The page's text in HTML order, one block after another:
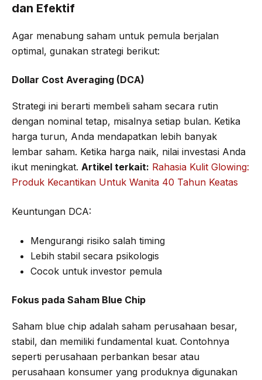
dan Efektif
Agar menabung saham untuk pemula berjalan
optimal, gunakan strategi berikut:
Dollar Cost Averaging (DCA)
Strategi ini berarti membeli saham secara rutin
dengan nominal tetap, misalnya setiap bulan. Ketika
harga turun, Anda mendapatkan lebih banyak
lembar saham. Ketika harga naik, nilai investasi Anda
ikut meningkat. Artikel terkait: Rahasia Kulit Glowing:
Produk Kecantikan Untuk Wanita 40 Tahun Keatas
Keuntungan DCA:
Mengurangi risiko salah timing
Lebih stabil secara psikologis
Cocok untuk investor pemula
Fokus pada Saham Blue Chip
Saham blue chip adalah saham perusahaan besar,
stabil, dan memiliki fundamental kuat. Contohnya
seperti perusahaan perbankan besar atau
perusahaan konsumer yang produknya digunakan